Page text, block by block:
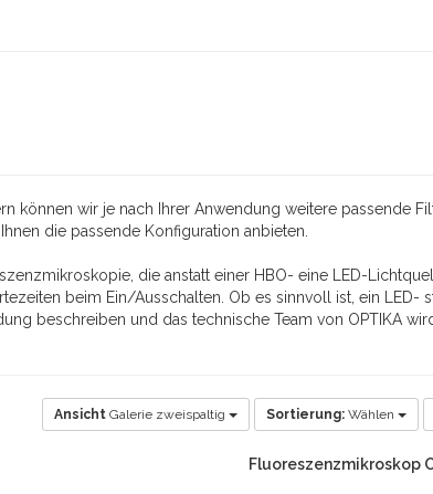
können wir je nach Ihrer Anwendung weitere passende
die passende Konfiguration anbieten.
die anstatt einer HBO- eine LED-
beim Ein/Ausschalten. Ob es sinnvoll ist, ein LED-
beschreiben und das technische Team von OPTIKA
Ansicht Galerie zweispaltig Sortierung: Wählen
Fluoreszenzmikroskop